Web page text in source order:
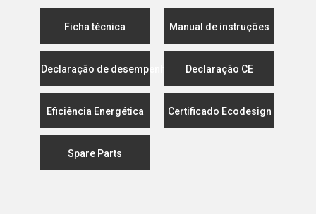
Ficha técnica Manual de instruções
Declaração de desempenho Declaração CE
Eficiência Energética Certificado Ecodesign
Spare Parts